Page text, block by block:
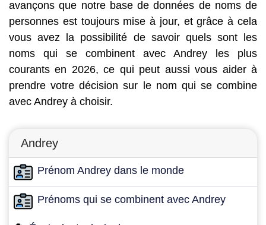
avançons que notre base de données de noms de
personnes est toujours mise à jour, et grâce à cela
vous avez la possibilité de savoir quels sont les
noms qui se combinent avec Andrey les plus
courants en 2026, ce qui peut aussi vous aider à
prendre votre décision sur le nom qui se combine
avec Andrey à choisir.
Andrey
Prénom Andrey dans le monde
Prénoms qui se combinent avec Andrey